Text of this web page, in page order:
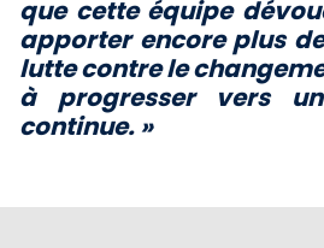
que cette équipe
apporter encore plus
lutte contre le
à progresser vers
continue. »